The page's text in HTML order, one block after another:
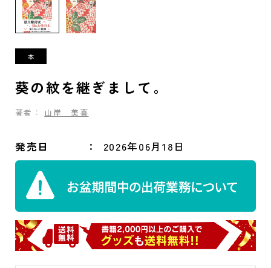
葵の紋を継ぎまして。
著者： 山岸 美喜
発売日 2026年06月18日